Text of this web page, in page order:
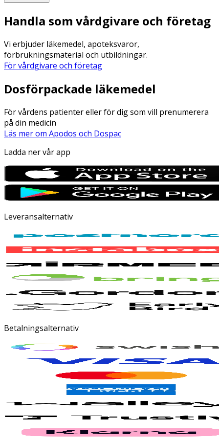
Handla som vårdgivare och företag
Vi erbjuder läkemedel, apoteksvaror,
förbrukningsmaterial och utbildningar.
För vårdgivare och företag
Dosförpackade läkemedel
För vårdens patienter eller för dig som vill prenumerera
på din medicin
Läs mer om Apodos och Dospac
Ladda ner vår app
Leveransalternativ
Betalningsalternativ